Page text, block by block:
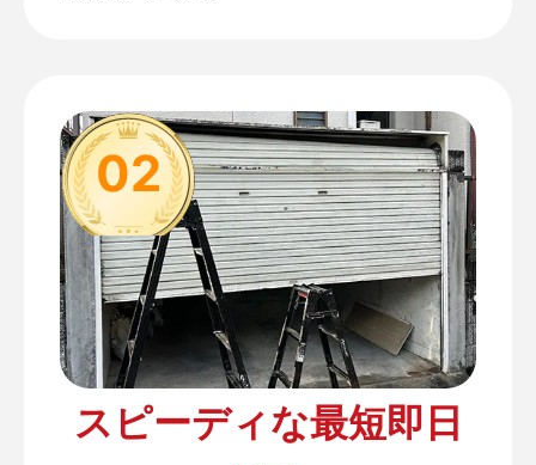
02
スピーディな最短即日